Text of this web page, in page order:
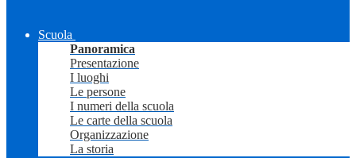
Scuola
Panoramica
Presentazione
I luoghi
Le persone
I numeri della scuola
Le carte della scuola
Organizzazione
La storia